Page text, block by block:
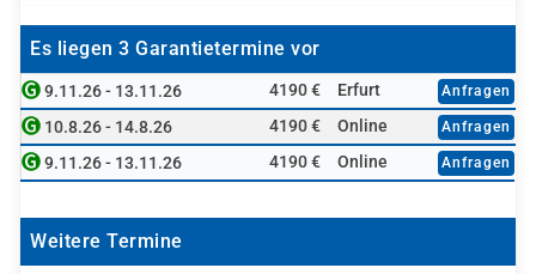
Es liegen 3 Garantietermine vor
9.11.26 - 13.11.26 4190 € Erfurt Anfragen
10.8.26 - 14.8.26 4190 € Online Anfragen
9.11.26 - 13.11.26 4190 € Online Anfragen
Weitere Termine